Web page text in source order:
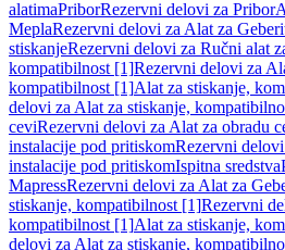
alatimaPriborRezervni delovi za Pribor
MeplaRezervni delovi za Alat za
stiskanjeRezervni delovi za Ručni alat
kompatibilnost [1]Rezervni delovi za
kompatibilnost [1]Alat za stiskanje,
delovi za Alat za stiskanje,
ceviRezervni delovi za Alat za obradu
instalacije pod pritiskomRezervni
instalacije pod pritiskomIspitna sredstva
MapressRezervni delovi za Alat za
stiskanje, kompatibilnost [1]Rezervni
kompatibilnost [1]Alat za stiskanje,
delovi za Alat za stiskanje,